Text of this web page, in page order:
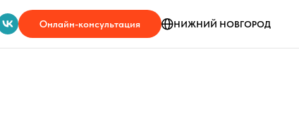
Онлайн-консультация НИЖНИЙ НОВГОРОД